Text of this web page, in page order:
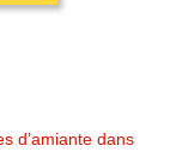
d’amiante dans